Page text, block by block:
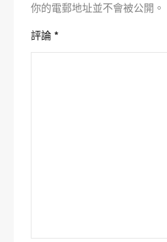
你的電郵地址並不會被公開。
評論 *